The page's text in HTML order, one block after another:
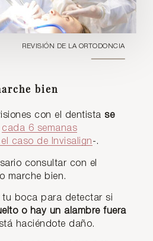
REVISIÓN DE LA ORTODONCIA
bien
con el dentista se
cada 6 semanas
caso de Invisalign -.
consultar con el
marche bien.
tu boca para detectar si
o hay un alambre fuera
haciéndote daño.